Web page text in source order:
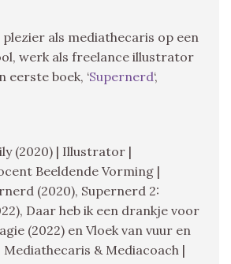
als mediathecaris op een
werk als freelance illustrator
eerste boek, ‘Supernerd‘,
(2020) | Illustrator |
Beeldende Vorming |
(2020), Supernerd 2:
Daar heb ik een drankje voor
(2022) en Vloek van vuur en
Mediathecaris & Mediacoach |